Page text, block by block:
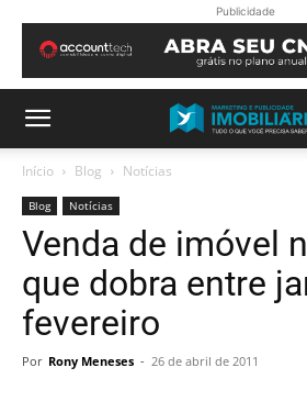
Publicidade
Início Blog Notícias
Blog Notícias
Venda de imóvel
que dobra entre
fevereiro
Por Rony Meneses - 26 de abril de 2011